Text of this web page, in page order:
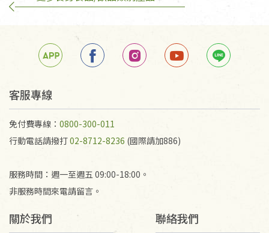
若未保持原包裝方式或未使用原箱退回，導致書籍有
任何折損、磨損、污損或凹角，將不接受退貨，也不
不接受退貨之手抄稿，為敬重法寶故，里仁網購無法
代為結緣處理等。 若需將手抄稿寄還給消費者，因而
產生的運費100元/箱將由消費者負擔。
客服專線
免付費專線： 0800-300-011
行動電話請撥打02-8712-8236 (國際請加886)
服務時間：週一至週五 09:00-18:00。
非服務時間來電請留言。
關於我們 聯絡我們